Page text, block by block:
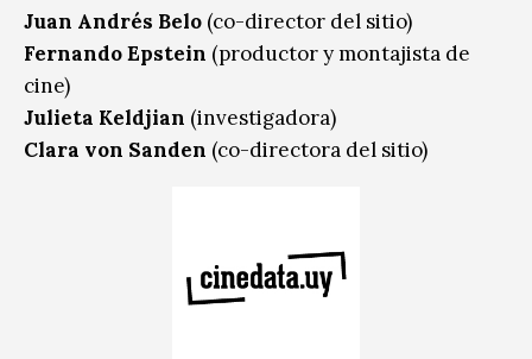
Juan Andrés Belo (co-director del sitio)
Fernando Epstein (productor y montajista de
cine)
Julieta Keldjian (investigadora)
Clara von Sanden (co-directora del sitio)